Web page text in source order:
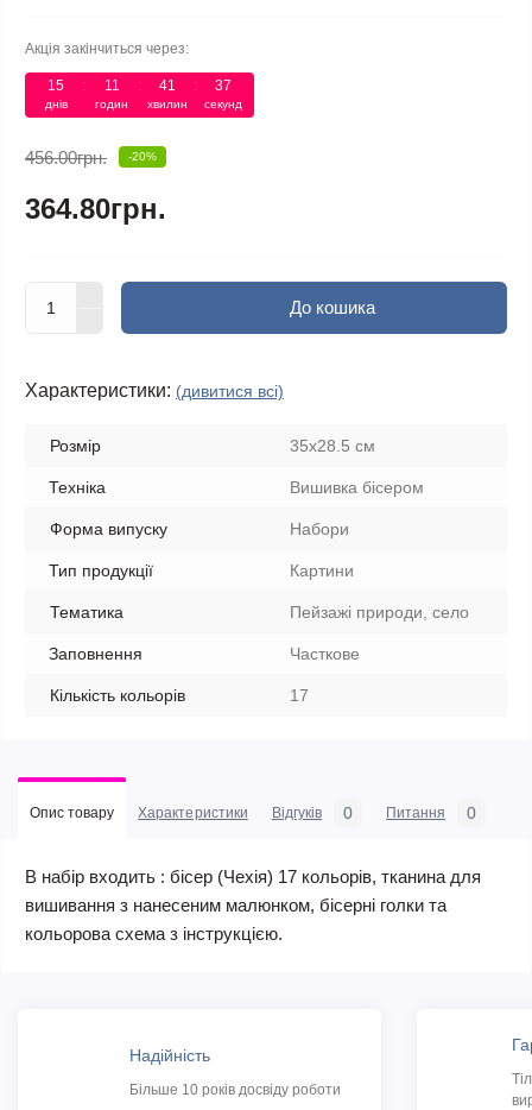
Акція закінчиться через:
15
днів
: 11
годин
: 41
хвилин
: 37
секунд
456.00грн. -20%
364.80грн.
До кошика
Характеристики: (дивитися всі)
Розмір 35x28.5 см
Техніка Вишивка бісером
Форма випуску Набори
Тип продукції Картини
Тематика Пейзажі природи, село
Заповнення Часткове
Кількість кольорів 17
Опис товару Характеристики Відгуків 0 Питання 0
В набір входить : бісер (Чехія) 17 кольорів, тканина для
вишивання з нанесеним малюнком, бісерні голки та
кольорова схема з інструкцією.
Надійність
Більше 10 років досвіду роботи